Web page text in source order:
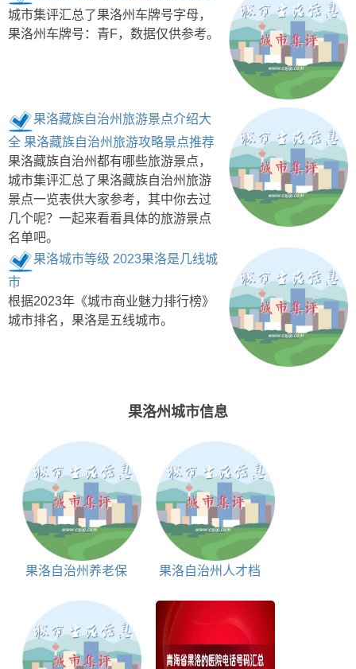
城市集评汇总了果洛州车牌号字母，
果洛州车牌号：青F，数据仅供参考。
果洛藏族自治州旅游景点介绍大
全 果洛藏族自治州旅游攻略景点推荐
果洛藏族自治州都有哪些旅游景点，
城市集评汇总了果洛藏族自治州旅游
景点一览表供大家参考，其中你去过
几个呢？一起来看看具体的旅游景点
名单吧。
果洛城市等级 2023果洛是几线城
市
根据2023年《城市商业魅力排行榜》
城市排名，果洛是五线城市。
果洛州城市信息
果洛自治州养老保
果洛自治州人才档